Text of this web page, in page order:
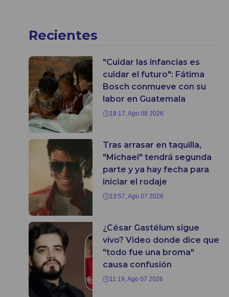
Recientes
"Cuidar las infancias es
cuidar el futuro": Fátima
Bosch conmueve con su
labor en Guatemala
18:17, Ago 08 2026
Tras arrasar en taquilla,
"Michael" tendrá segunda
parte y ya hay fecha para
iniciar el rodaje
13:57, Ago 07 2026
¿César Gastélum sigue
vivo? Video donde dice que
"todo fue una broma"
causa confusión
11:19, Ago 07 2026